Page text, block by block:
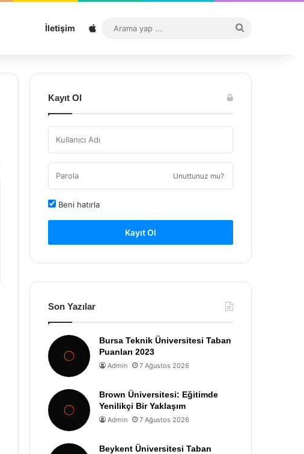
İletişim Sitemap
...
Kayıt Ol
Unuttunuz mu?
Beni hatırla
Kayıt Ol
Son Yazılar
Bursa Teknik Üniversitesi Taban
Puanları 2023
Admin 7 Ağustos 2026
Brown Üniversitesi: Eğitimde
Yenilikçi Bir Yaklaşım
Admin 7 Ağustos 2026
Beykent Üniversitesi Taban